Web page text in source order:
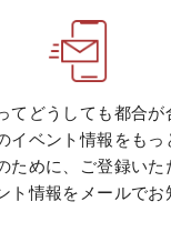
てどうしても都合が
イベント情報をもっ
ために、ご登録いた
ト情報をメールでお